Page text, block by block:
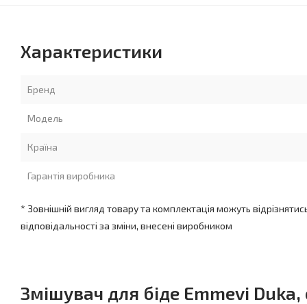
Характеристики
Бренд
Модель
Країна
Гарантія виробника
* Зовнішній вигляд товару та комплектація можуть
відповідальності за зміни, внесені виробником
Змішувач для біде Emmevi